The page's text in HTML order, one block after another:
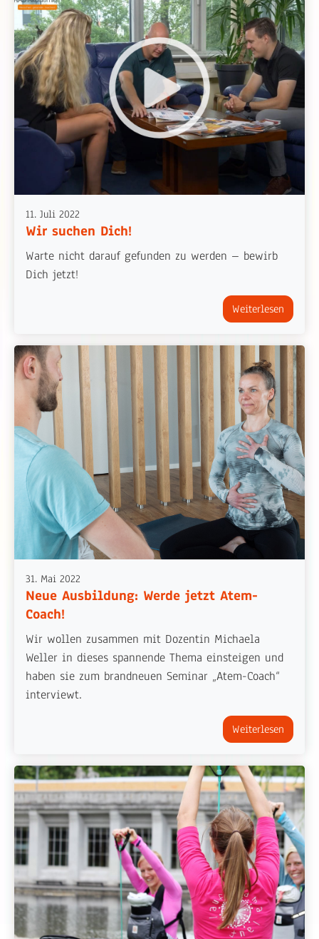
11. Juli 2022
Wir suchen Dich!
Warte nicht darauf gefunden zu werden – bewirb
Dich jetzt!
Weiterlesen
31. Mai 2022
Neue Ausbildung: Werde jetzt Atem-
Coach!
Wir wollen zusammen mit Dozentin Michaela
Weller in dieses spannende Thema einsteigen und
haben sie zum brandneuen Seminar „Atem-Coach“
interviewt.
Weiterlesen